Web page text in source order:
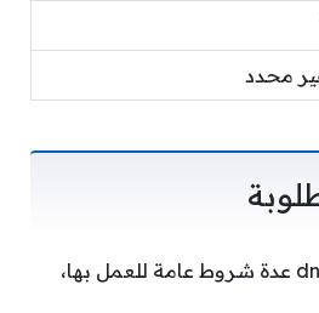
محدد
وضعت شركة دناتا dnata عدة شروط عامة للعمل بها،